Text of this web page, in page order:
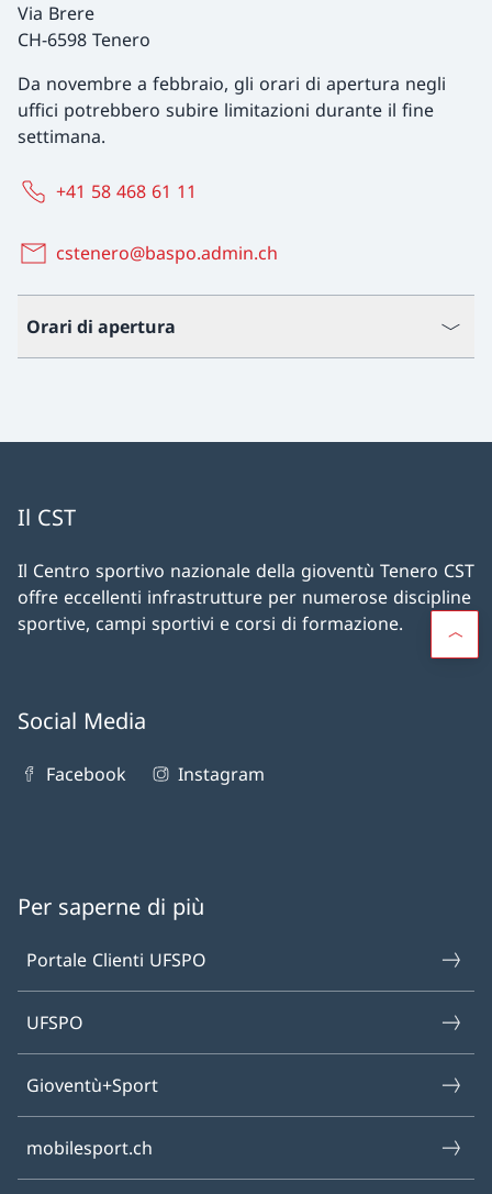
Via Brere
CH-6598 Tenero
Da novembre a febbraio, gli orari di apertura negli
uffici potrebbero subire limitazioni durante il fine
settimana.
+41 58 468 61 11
cstenero@baspo.admin.ch
Orari di apertura
Il CST
Il Centro sportivo nazionale della gioventù Tenero CST
offre eccellenti infrastrutture per numerose discipline
sportive, campi sportivi e corsi di formazione.
Social Media
Facebook Instagram
Per saperne di più
Portale Clienti UFSPO
UFSPO
Gioventù+Sport
mobilesport.ch